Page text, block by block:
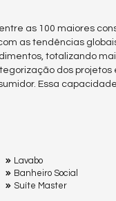
as 100 maiores
as tendências
totalizando
dos projetos
Essa
Lavabo
Banheiro Social
Suíte Master